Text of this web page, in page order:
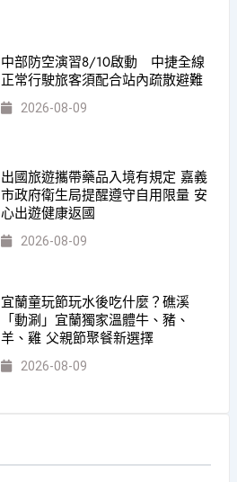
中部防空演習8/10啟動 中捷全線
正常行駛旅客須配合站內疏散避難
2026-08-09
出國旅遊攜帶藥品入境有規定 嘉義
市政府衛生局提醒遵守自用限量 安
心出遊健康返國
2026-08-09
宜蘭童玩節玩水後吃什麼？礁溪
「動涮」宜蘭獨家溫體牛、豬、
羊、雞 父親節聚餐新選擇
2026-08-09